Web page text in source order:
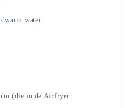
water
(die in de Airfryer